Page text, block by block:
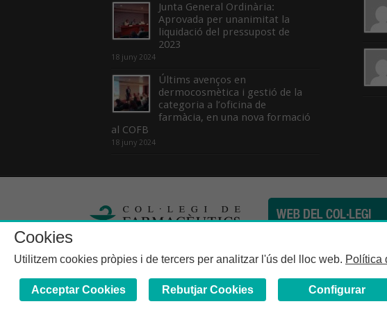
Junta General Ordinària:
Aprovada per unanimitat la
liquidació del pressupost de
2023
18 juny 2024
Últims avenços en
dermocosmètica i gestió de la
categoria a l’oficina de
farmàcia, en una nova formació
al COFB
18 juny 2024
Col·legi de Farmacèutics de la
Cookies
Utilitzem cookies pròpies i de tercers per analitzar l'ús del lloc web. Política
Acceptar Cookies Rebutjar Cookies Configurar